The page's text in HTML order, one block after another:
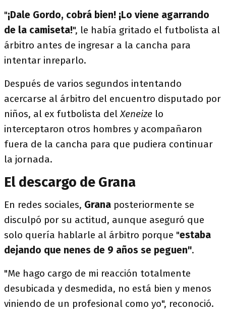
"¡Dale Gordo, cobrá bien! ¡Lo viene agarrando
de la camiseta!", le había gritado el futbolista al
árbitro antes de ingresar a la cancha para
intentar inreparlo.
Después de varios segundos intentando
acercarse al árbitro del encuentro disputado por
niños, al ex futbolista delXeneize lo
interceptaron otros hombres y acompañaron
fuera de la cancha para que pudiera continuar
la jornada.
El descargo de Grana
En redes sociales, Grana posteriormente se
disculpó por su actitud, aunque aseguró que
solo quería hablarle al árbitro porque "estaba
dejando que nenes de 9 años se peguen".
"Me hago cargo de mi reacción totalmente
desubicada y desmedida, no está bien y menos
viniendo de un profesional como yo", reconoció.